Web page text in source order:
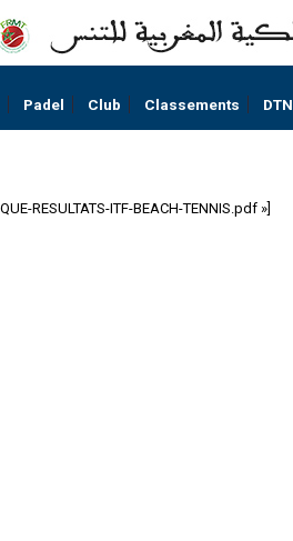
Padel Club Classements DTN
RESULTATS-ITF-BEACH-TENNIS.pdf »]